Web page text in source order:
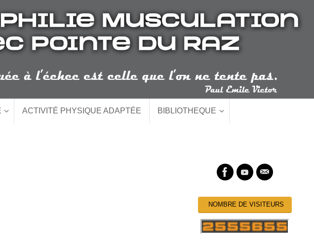
ACTIVITÉ PHYSIQUE ADAPTÉE BIBLIOTHEQUE
NOMBRE DE VISITEURS